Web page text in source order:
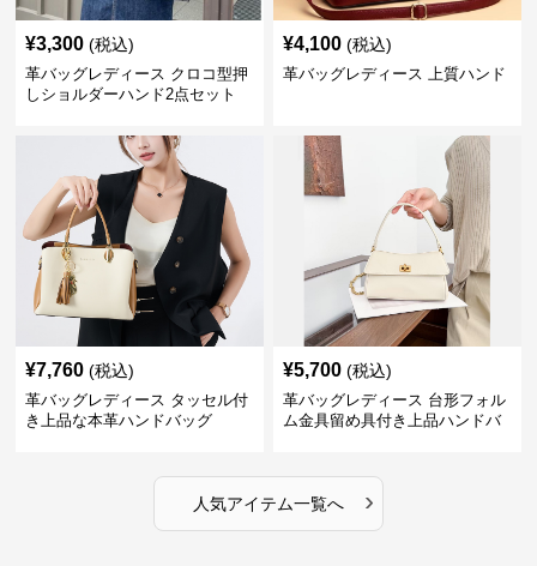
¥3,300 (税込)
革バッグレディース クロコ型押
しショルダーハンド2点セット
¥4,100 (税込)
革バッグレディース 上質ハンド
¥7,760 (税込)
革バッグレディース タッセル付
き上品な本革ハンドバッグ
¥5,700 (税込)
革バッグレディース 台形フォル
ム金具留め具付き上品ハンドバ
人気アイテム一覧へ ›